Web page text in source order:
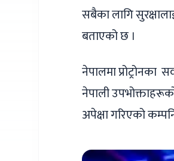
सबैका लागि
बताएको छ ।
नेपालमा
नेपाली
अपेक्षा गरिएको